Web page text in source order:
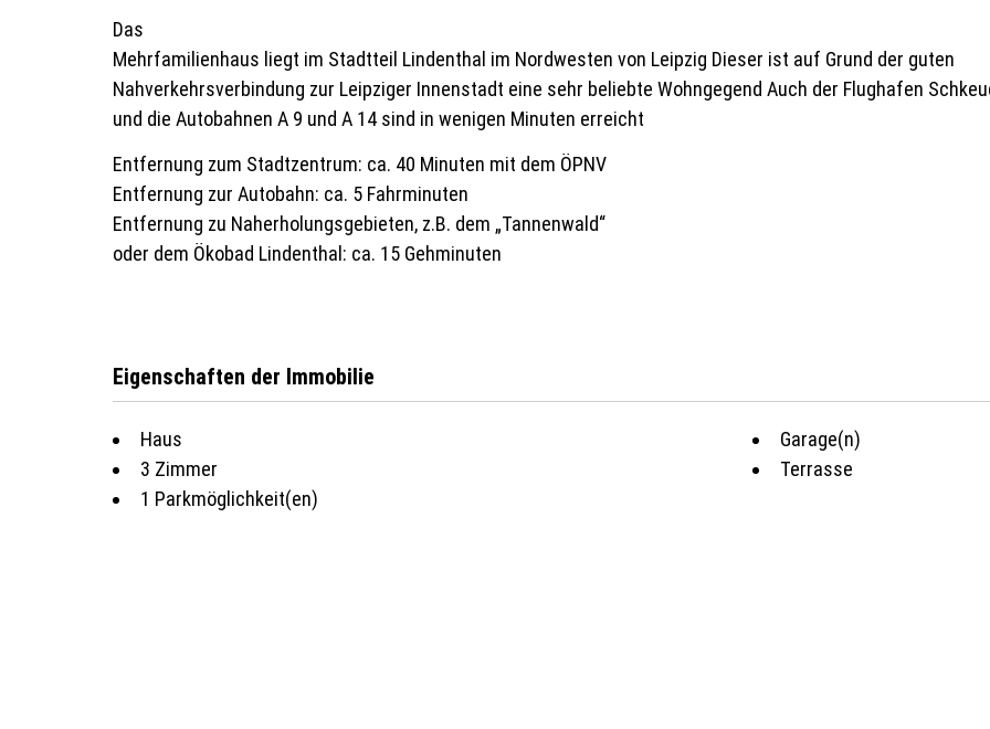
Das
Mehrfamilienhaus liegt im Stadtteil Lindenthal im Nordwesten von Leipzig Dieser ist auf Grund der guten
Nahverkehrsverbindung zur Leipziger Innenstadt eine sehr beliebte Wohngegend Auch der Flughafen
und die Autobahnen A 9 und A 14 sind in wenigen Minuten erreicht
Entfernung zum Stadtzentrum: ca. 40 Minuten mit dem ÖPNV
Entfernung zur Autobahn: ca. 5 Fahrminuten
Entfernung zu Naherholungsgebieten, z.B. dem „Tannenwald“
oder dem Ökobad Lindenthal: ca. 15 Gehminuten
Eigenschaften der Immobilie
Haus
3 Zimmer
1 Parkmöglichkeit(en)
Garage(n)
Terrasse